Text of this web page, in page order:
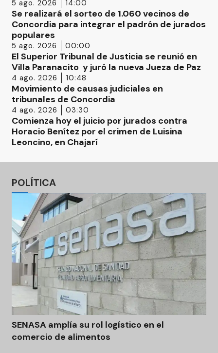
5 ago. 2026 14:00
Se realizará el sorteo de 1.060 vecinos de
Concordia para integrar el padrón de jurados
populares
5 ago. 2026 00:00
El Superior Tribunal de Justicia se reunió en
Villa Paranacito y juró la nueva Jueza de Paz
4 ago. 2026 10:48
Movimiento de causas judiciales en
tribunales de Concordia
4 ago. 2026 03:30
Comienza hoy el juicio por jurados contra
Horacio Benítez por el crimen de Luisina
Leoncino, en Chajarí
POLÍTICA
SENASA amplía su rol logístico en el
comercio de alimentos